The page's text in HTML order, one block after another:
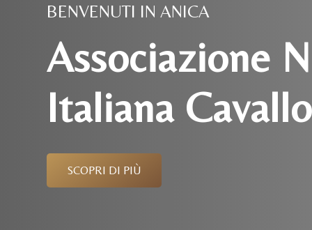
BENVENUTI IN ANICA
Associazione
Italiana
SCOPRI DI PIÙ